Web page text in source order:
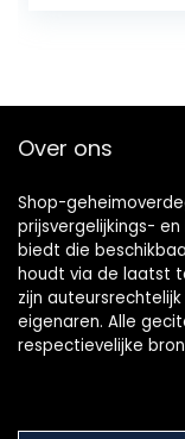
Over ons
Shop-
prijsvergelijkings-
biedt die
houdt via de laatst
zijn
eigenaren. Alle
respectievelijke